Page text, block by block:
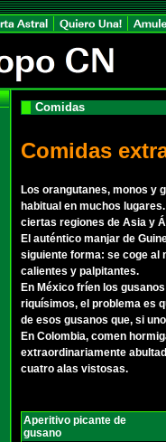
Comidas
Comidas
Los orangutanes, monos y
habitual en muchos
ciertas regiones de Asia y
El auténtico manjar de
siguiente forma: se coge al
calientes y palpitantes.
En México fríen los
riquísimos, el problema es
de esos gusanos que, si
En Colombia, comen
extraordinariamente
cuatro alas vistosas.
Aperitivo picante de
gusano